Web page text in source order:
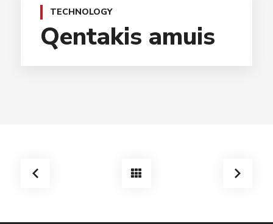
TECHNOLOGY
Qentakis amuis